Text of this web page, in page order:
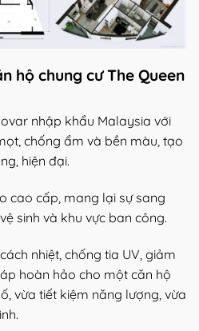
hộ chung cư The Queen
nhập khẩu Malaysia với
chống ẩm và bền màu, tạo
hiện đại.
cao cấp, mang lại sự sang
sinh và khu vực ban công.
nhiệt, chống tia UV, giảm
hoàn hảo cho một căn hộ
vừa tiết kiệm năng lượng, vừa